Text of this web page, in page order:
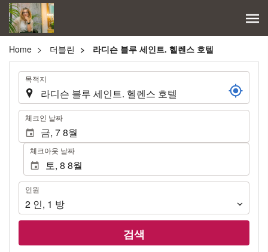
Home 더블린 라디슨 블루 세인트. 헬렌스 호텔
. 목적지
. 체크인 날짜
체크아웃 날짜
인
원
인원
2 인, 1 방
검색